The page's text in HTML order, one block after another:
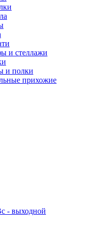
и стеллажи
и полки
прихожие
- выходной